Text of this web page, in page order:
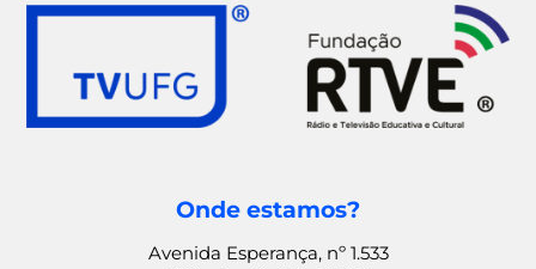
Onde estamos?
Avenida Esperança, nº 1.533